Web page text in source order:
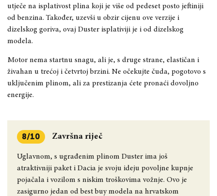
utječe na isplativost plina koji je više od pedeset posto jeftiniji
od benzina. Također, uzevši u obzir cijenu ove verzije i
dizelskog goriva, ovaj Duster isplativiji je i od dizelskog
modela.
Motor nema startnu snagu, ali je, s druge strane, elastičan i
živahan u trećoj i četvrtoj brzini. Ne očekujte čuda, pogotovo s
uključenim plinom, ali za prestizanja ćete pronaći dovoljno
energije.
8/10 Završna riječ
Uglavnom, s ugrađenim plinom Duster ima još
atraktivniji paket i Dacia je svoju ideju povoljne kupnje
pojačala i vozilom s niskim troškovima vožnje. Ovo je
zasigurno jedan od best buy modela na hrvatskom